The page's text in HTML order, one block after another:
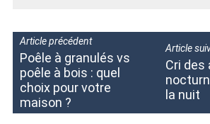
Article précédent
Poêle à granulés vs
poêle à bois : quel
choix pour votre
maison ?
Article
Cri des
la nuit